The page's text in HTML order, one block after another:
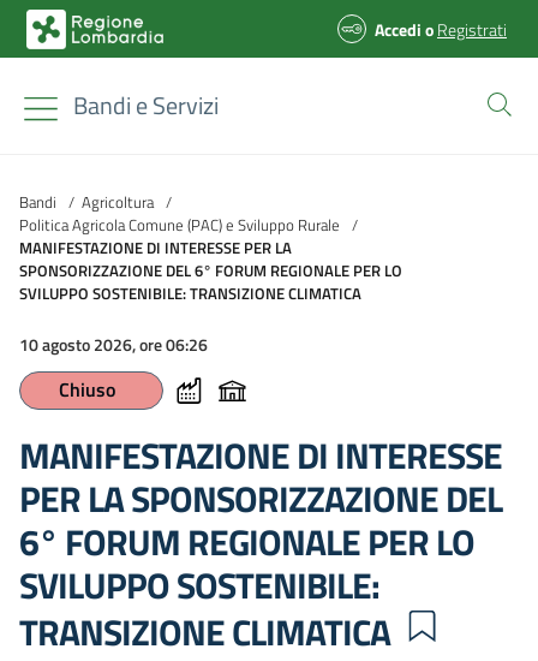
AccedioRegistrati
Bandi e Servizi
Bandi / Agricoltura /
Politica Agricola Comune (PAC) e Sviluppo Rurale /
MANIFESTAZIONE DI INTERESSE PER LA
SPONSORIZZAZIONE DEL 6° FORUM REGIONALE PER LO
SVILUPPO SOSTENIBILE: TRANSIZIONE CLIMATICA
10 agosto 2026, ore 06:26
Chiuso
MANIFESTAZIONE DI INTERESSE
PER LA SPONSORIZZAZIONE DEL
6° FORUM REGIONALE PER LO
SVILUPPO SOSTENIBILE:
TRANSIZIONE CLIMATICA